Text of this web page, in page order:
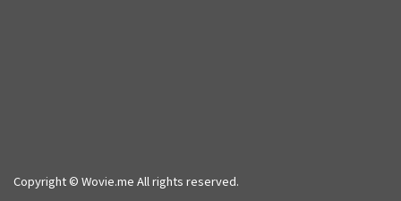
Copyright © Wovie.me All rights reserved.